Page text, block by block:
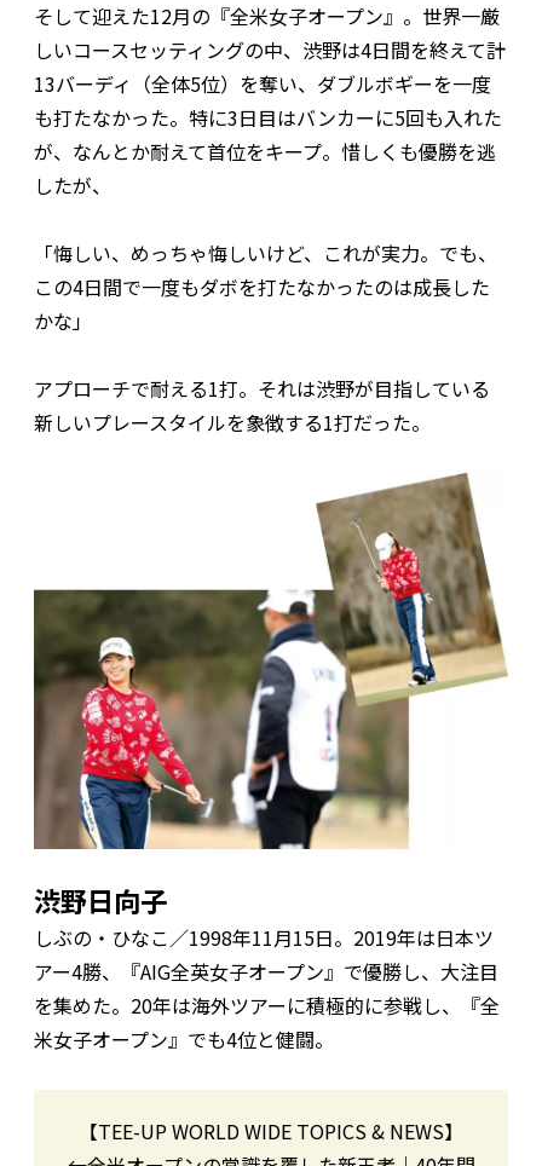
そして迎えた12月の『全米女子オープン』。世界一厳
しいコースセッティングの中、渋野は4日間を終えて計
13バーディ（全体5位）を奪い、ダブルボギーを一度
も打たなかった。特に3日目はバンカーに5回も入れた
が、なんとか耐えて首位をキープ。惜しくも優勝を逃
したが、
「悔しい、めっちゃ悔しいけど、これが実力。でも、
この4日間で一度もダボを打たなかったのは成長した
かな」
アプローチで耐える1打。それは渋野が目指している
新しいプレースタイルを象徴する1打だった。
渋野日向子
しぶの・ひなこ／1998年11月15日。2019年は日本ツ
アー4勝、『AIG全英女子オープン』で優勝し、大注目
を集めた。20年は海外ツアーに積極的に参戦し、『全
米女子オープン』でも4位と健闘。
【TEE-UP WORLD WIDE TOPICS & NEWS】